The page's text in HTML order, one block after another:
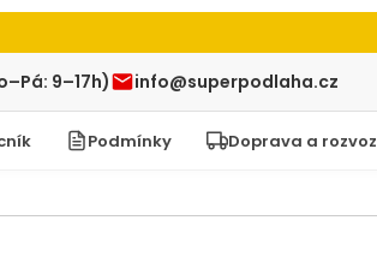
9–17h) info@superpodlaha.cz
Podmínky Doprava a rozvoz